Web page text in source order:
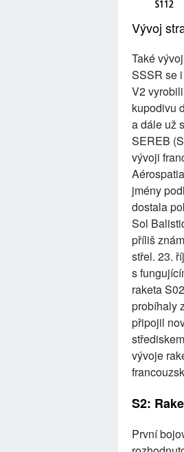
Vývoj
Také
SSSR se
V2
kupodivu
a dále už
SEREB
vývoji
jmény
dostala
Sol
příliš
střel. 23.
s
raketa
probíhaly
připojil
vývoje
S2:
První